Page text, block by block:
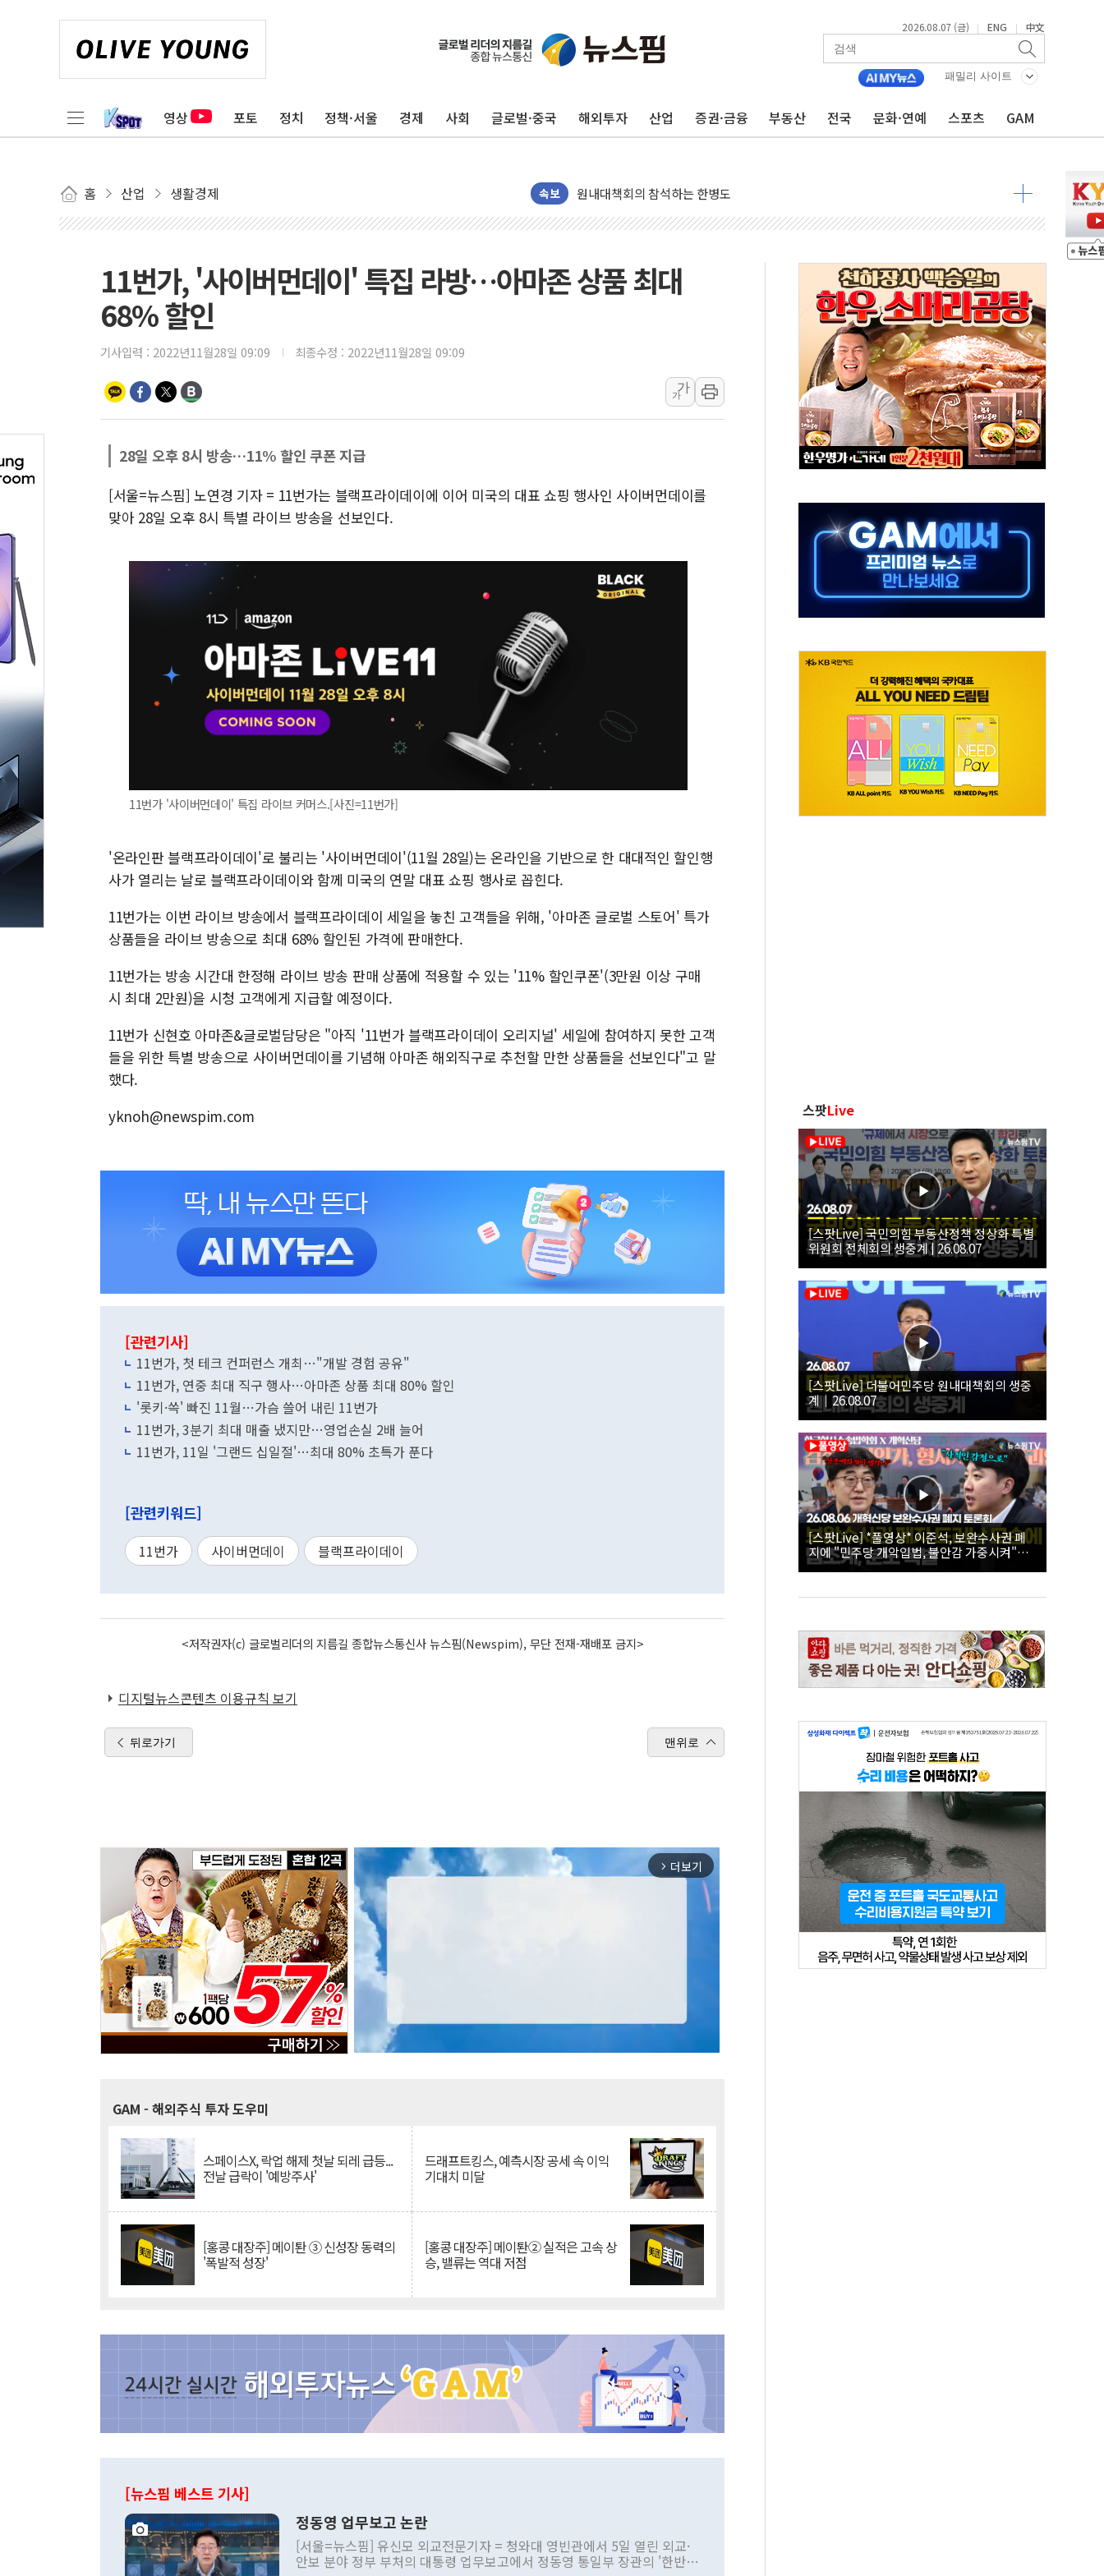
2026.08.07 (금) | ENG | 中文
패밀리 사이트
영상 포토 정치 정책·서울 경제 사회 글로벌·중국 해외투자 산업 증권·금융 부동산 전국 문화·연예 스포츠 GAM
홈 산업 생활경제 속보
美 민주, 트럼프 측에 200만 달러 건넨 韓기업 조사… "관세 무마용 뇌물 의혹"
지방공기업 경영평가, 서울농수산식품공사 등 20곳 '최우수'...인천환경공단 등 '부진'
"35초마다 중국과 통신"...美보안기업, 중국제 공유기서 '백도어' 발견
한병도 "막말 정치를 좌시하지 않겠다"
AIA그룹, 12년 연속 MDRT 회원 수 세계 1위…국내 회원 34% 증가
[컨콜] 네이버, 멤버십 연계 배송 혜택 강화...새벽 배송 도입 예정
[특징주] 포스코퓨처엠, LFP 장기공급 합의에 7%대 급등
HDC랩스, 'BUILD CON SUMMIT 2026' 참가
와이즈버즈, 상반기 매출 245억원…순이익 흑자 전환
배준영 의원 "거주 사용 형태에 따른 중과세는 과세 원칙 어긋나"
[컨콜] 네이버, AI탭 월간 활성 이용자수 1000만 돌파
[컨콜] 네이버, "엔비디아와 공고한 파트너십 이어갈 예정"
美공화, 韓 '개정 정통망법'에 항의 서한…"표현의 자유 위협"
롯데쇼핑, 백화점이 이끈 반등...2분기 영업이익 121% 급증
합수본, '투표율 조작 의혹' 서울·경기·충북 선관위 등 추가 압수수색
교원그룹 펫 프렌들리 호텔 '키녹', 30일 2주년 기념 행사
벤처업계 "정부 세제개편안 환영...RSU 세제지원 긍정 검토되길"
11번가, '사이버먼데이' 특집 라방…아마존 상품 최대
68% 할인
기사입력 : 2022년11월28일 09:09 최종수정 : 2022년11월28일 09:09
가
가
28일 오후 8시 방송…11% 할인 쿠폰 지급
[서울=뉴스핌] 노연경 기자 = 11번가는 블랙프라이데이에 이어 미국의 대표 쇼핑 행사인 사이버먼데이를
맞아 28일 오후 8시 특별 라이브 방송을 선보인다.
11번가 '사이버먼데이' 특집 라이브 커머스.[사진=11번가]
'온라인판 블랙프라이데이'로 불리는 '사이버먼데이'(11월 28일)는 온라인을 기반으로 한 대대적인 할인행
사가 열리는 날로 블랙프라이데이와 함께 미국의 연말 대표 쇼핑 행사로 꼽힌다.
11번가는 이번 라이브 방송에서 블랙프라이데이 세일을 놓친 고객들을 위해, '아마존 글로벌 스토어' 특가
상품들을 라이브 방송으로 최대 68% 할인된 가격에 판매한다.
11번가는 방송 시간대 한정해 라이브 방송 판매 상품에 적용할 수 있는 '11% 할인쿠폰'(3만원 이상 구매
시 최대 2만원)을 시청 고객에게 지급할 예정이다.
11번가 신현호 아마존&글로벌담당은 "아직 '11번가 블랙프라이데이 오리지널' 세일에 참여하지 못한 고객
들을 위한 특별 방송으로 사이버먼데이를 기념해 아마존 해외직구로 추천할 만한 상품들을 선보인다"고 말
했다.
yknoh@newspim.com
[관련기사]
11번가, 첫 테크 컨퍼런스 개최…"개발 경험 공유"
11번가, 연중 최대 직구 행사…아마존 상품 최대 80% 할인
'롯키·쓱' 빠진 11월…가슴 쓸어 내린 11번가
11번가, 3분기 최대 매출 냈지만…영업손실 2배 늘어
11번가, 11일 '그랜드 십일절'…최대 80% 초특가 푼다
[관련키워드]
11번가 사이버먼데이 블랙프라이데이
<저작권자(c) 글로벌리더의 지름길 종합뉴스통신사 뉴스핌(Newspim), 무단 전재-재배포 금지>
디지털뉴스콘텐츠 이용규칙 보기
뒤로가기 맨위로
arrow_forward_ios 더보기
GAM - 해외주식 투자 도우미
스페이스X, 락업 해제 첫날 되레 급등...
전날 급락이 '예방주사'
드래프트킹스, 예측시장 공세 속 이익
기대치 미달
[홍콩 대장주] 메이퇀 ③ 신성장 동력의
'폭발적 성장'
[홍콩 대장주] 메이퇀② 실적은 고속 상
승, 밸류는 역대 저점
[뉴스핌 베스트 기사]
정동영 업무보고 논란
[서울=뉴스핌] 유신모 외교전문기자 = 청와대 영빈관에서 5일 열린 외교·
안보 분야 정부 부처의 대통령 업무보고에서 정동영 통일부 장관의 '한반도
스팟Live
[스팟Live] 국민의힘 부동산정책 정상화 특별
위원회 전체회의 생중계 | 26.08.07
[스팟Live] 더불어민주당 원내대책회의 생중
계｜26.08.07
[스팟Live] *풀영상* 이준석, 보완수사권 폐
지에 "민주당 개악입법, 불안감 가중시켜"｜
26.08.06 개혁신당 보완수사권 폐지 토론회